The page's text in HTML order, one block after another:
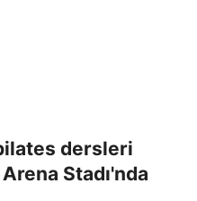
dersleri
Stadı'nda